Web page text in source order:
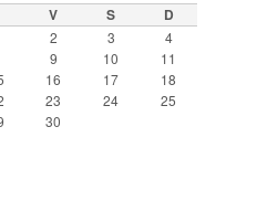
V S D
2 3
4
9 10
11
16 17
18
23 24
25
30